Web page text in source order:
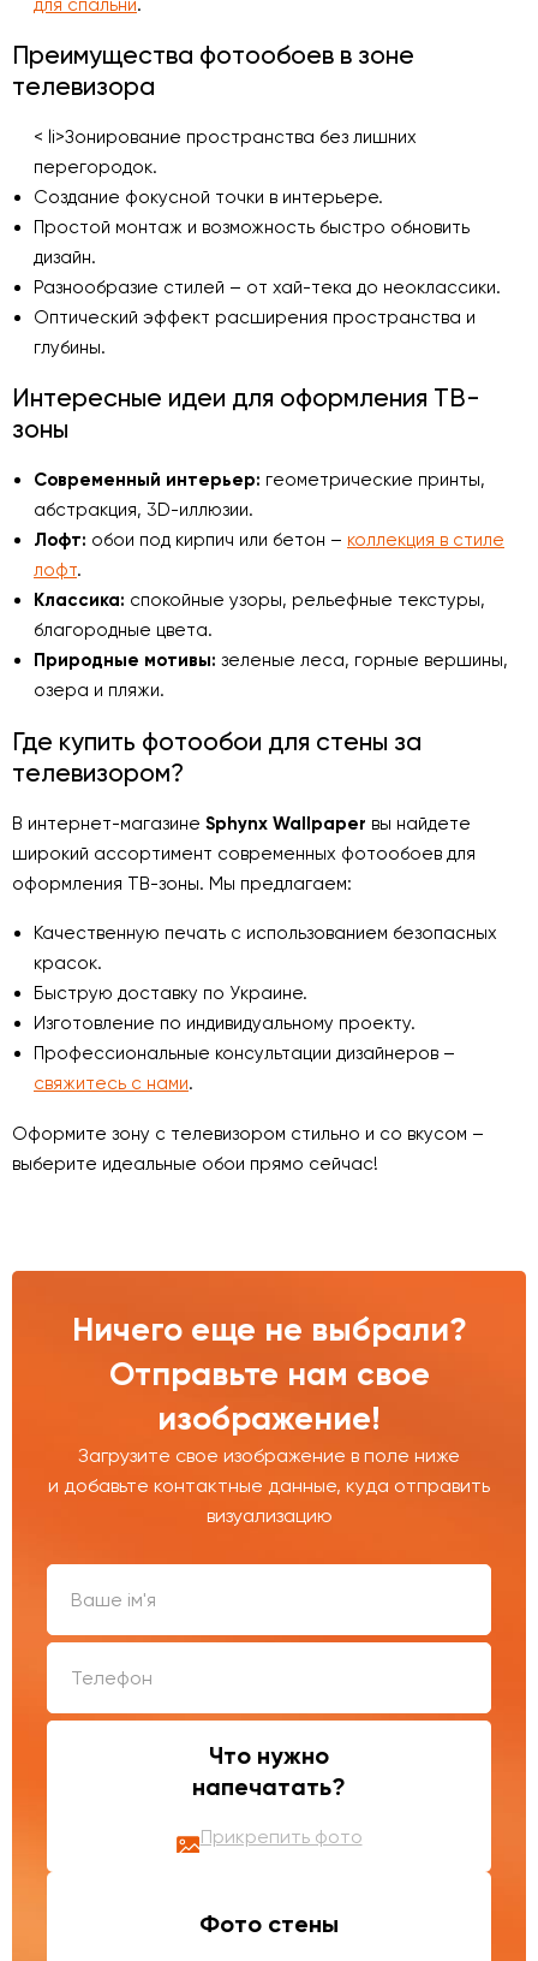
для спальни.
Преимущества фотообоев в зоне
телевизора
< li>Зонирование пространства без лишних
перегородок.
Создание фокусной точки в интерьере.
Простой монтаж и возможность быстро обновить
дизайн.
Разнообразие стилей – от хай-тека до неоклассики.
Оптический эффект расширения пространства и
глубины.
Интересные идеи для оформления ТВ-
зоны
Современный интерьер: геометрические принты,
абстракция, 3D-иллюзии.
Лофт: обои под кирпич или бетон – коллекция в стиле
лофт.
Классика: спокойные узоры, рельефные текстуры,
благородные цвета.
Природные мотивы: зеленые леса, горные вершины,
озера и пляжи.
Где купить фотообои для стены за
телевизором?
В интернет-магазине Sphynx Wallpaper вы найдете
широкий ассортимент современных фотообоев для
оформления ТВ-зоны. Мы предлагаем:
Качественную печать с использованием безопасных
красок.
Быструю доставку по Украине.
Изготовление по индивидуальному проекту.
Профессиональные консультации дизайнеров –
свяжитесь с нами.
Оформите зону с телевизором стильно и со вкусом –
выберите идеальные обои прямо сейчас!
Ничего еще не выбрали?
Отправьте нам свое
изображение!
Загрузите свое изображение в поле ниже
и добавьте контактные данные, куда отправить
визуализацию
Что нужно
напечатать?
Прикрепить фото
Фото стены